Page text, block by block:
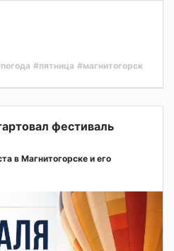
#пятница #магнитогорск
фестиваль
в Магнитогорске и его